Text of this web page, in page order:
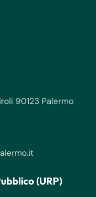
90123 Palermo
(URP)